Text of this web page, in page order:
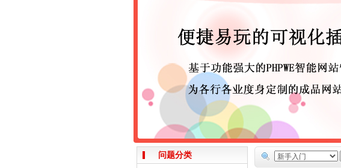
问题分类